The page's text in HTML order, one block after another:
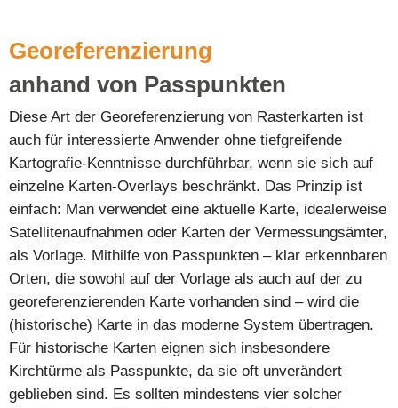
Georeferenzierung
anhand von Passpunkten
Diese Art der Georeferenzierung von Rasterkarten ist
auch für interessierte Anwender ohne tiefgreifende
Kartografie-Kenntnisse durchführbar, wenn sie sich auf
einzelne Karten-Overlays beschränkt. Das Prinzip ist
einfach: Man verwendet eine aktuelle Karte, idealerweise
Satellitenaufnahmen oder Karten der Vermessungsämter,
als Vorlage. Mithilfe von Passpunkten – klar erkennbaren
Orten, die sowohl auf der Vorlage als auch auf der zu
georeferenzierenden Karte vorhanden sind – wird die
(historische) Karte in das moderne System übertragen.
Für historische Karten eignen sich insbesondere
Kirchtürme als Passpunkte, da sie oft unverändert
geblieben sind. Es sollten mindestens vier solcher